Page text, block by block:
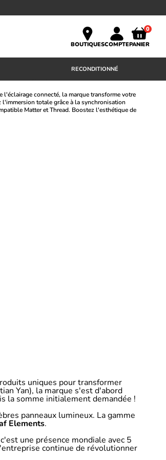
BOUTIQUESCOMPTE
0
PANIER
RECONDITIONNÉ
l'éclairage connecté, la marque transforme votre
l'immersion totale grâce à la synchronisation
Matter et Thread. Boostez l'esthétique de
uniques pour transformer
Yan), la marque s'est d'abord
la somme initialement demandée !
panneaux lumineux. La gamme
Elements.
une présence mondiale avec 5
continue de révolutionner